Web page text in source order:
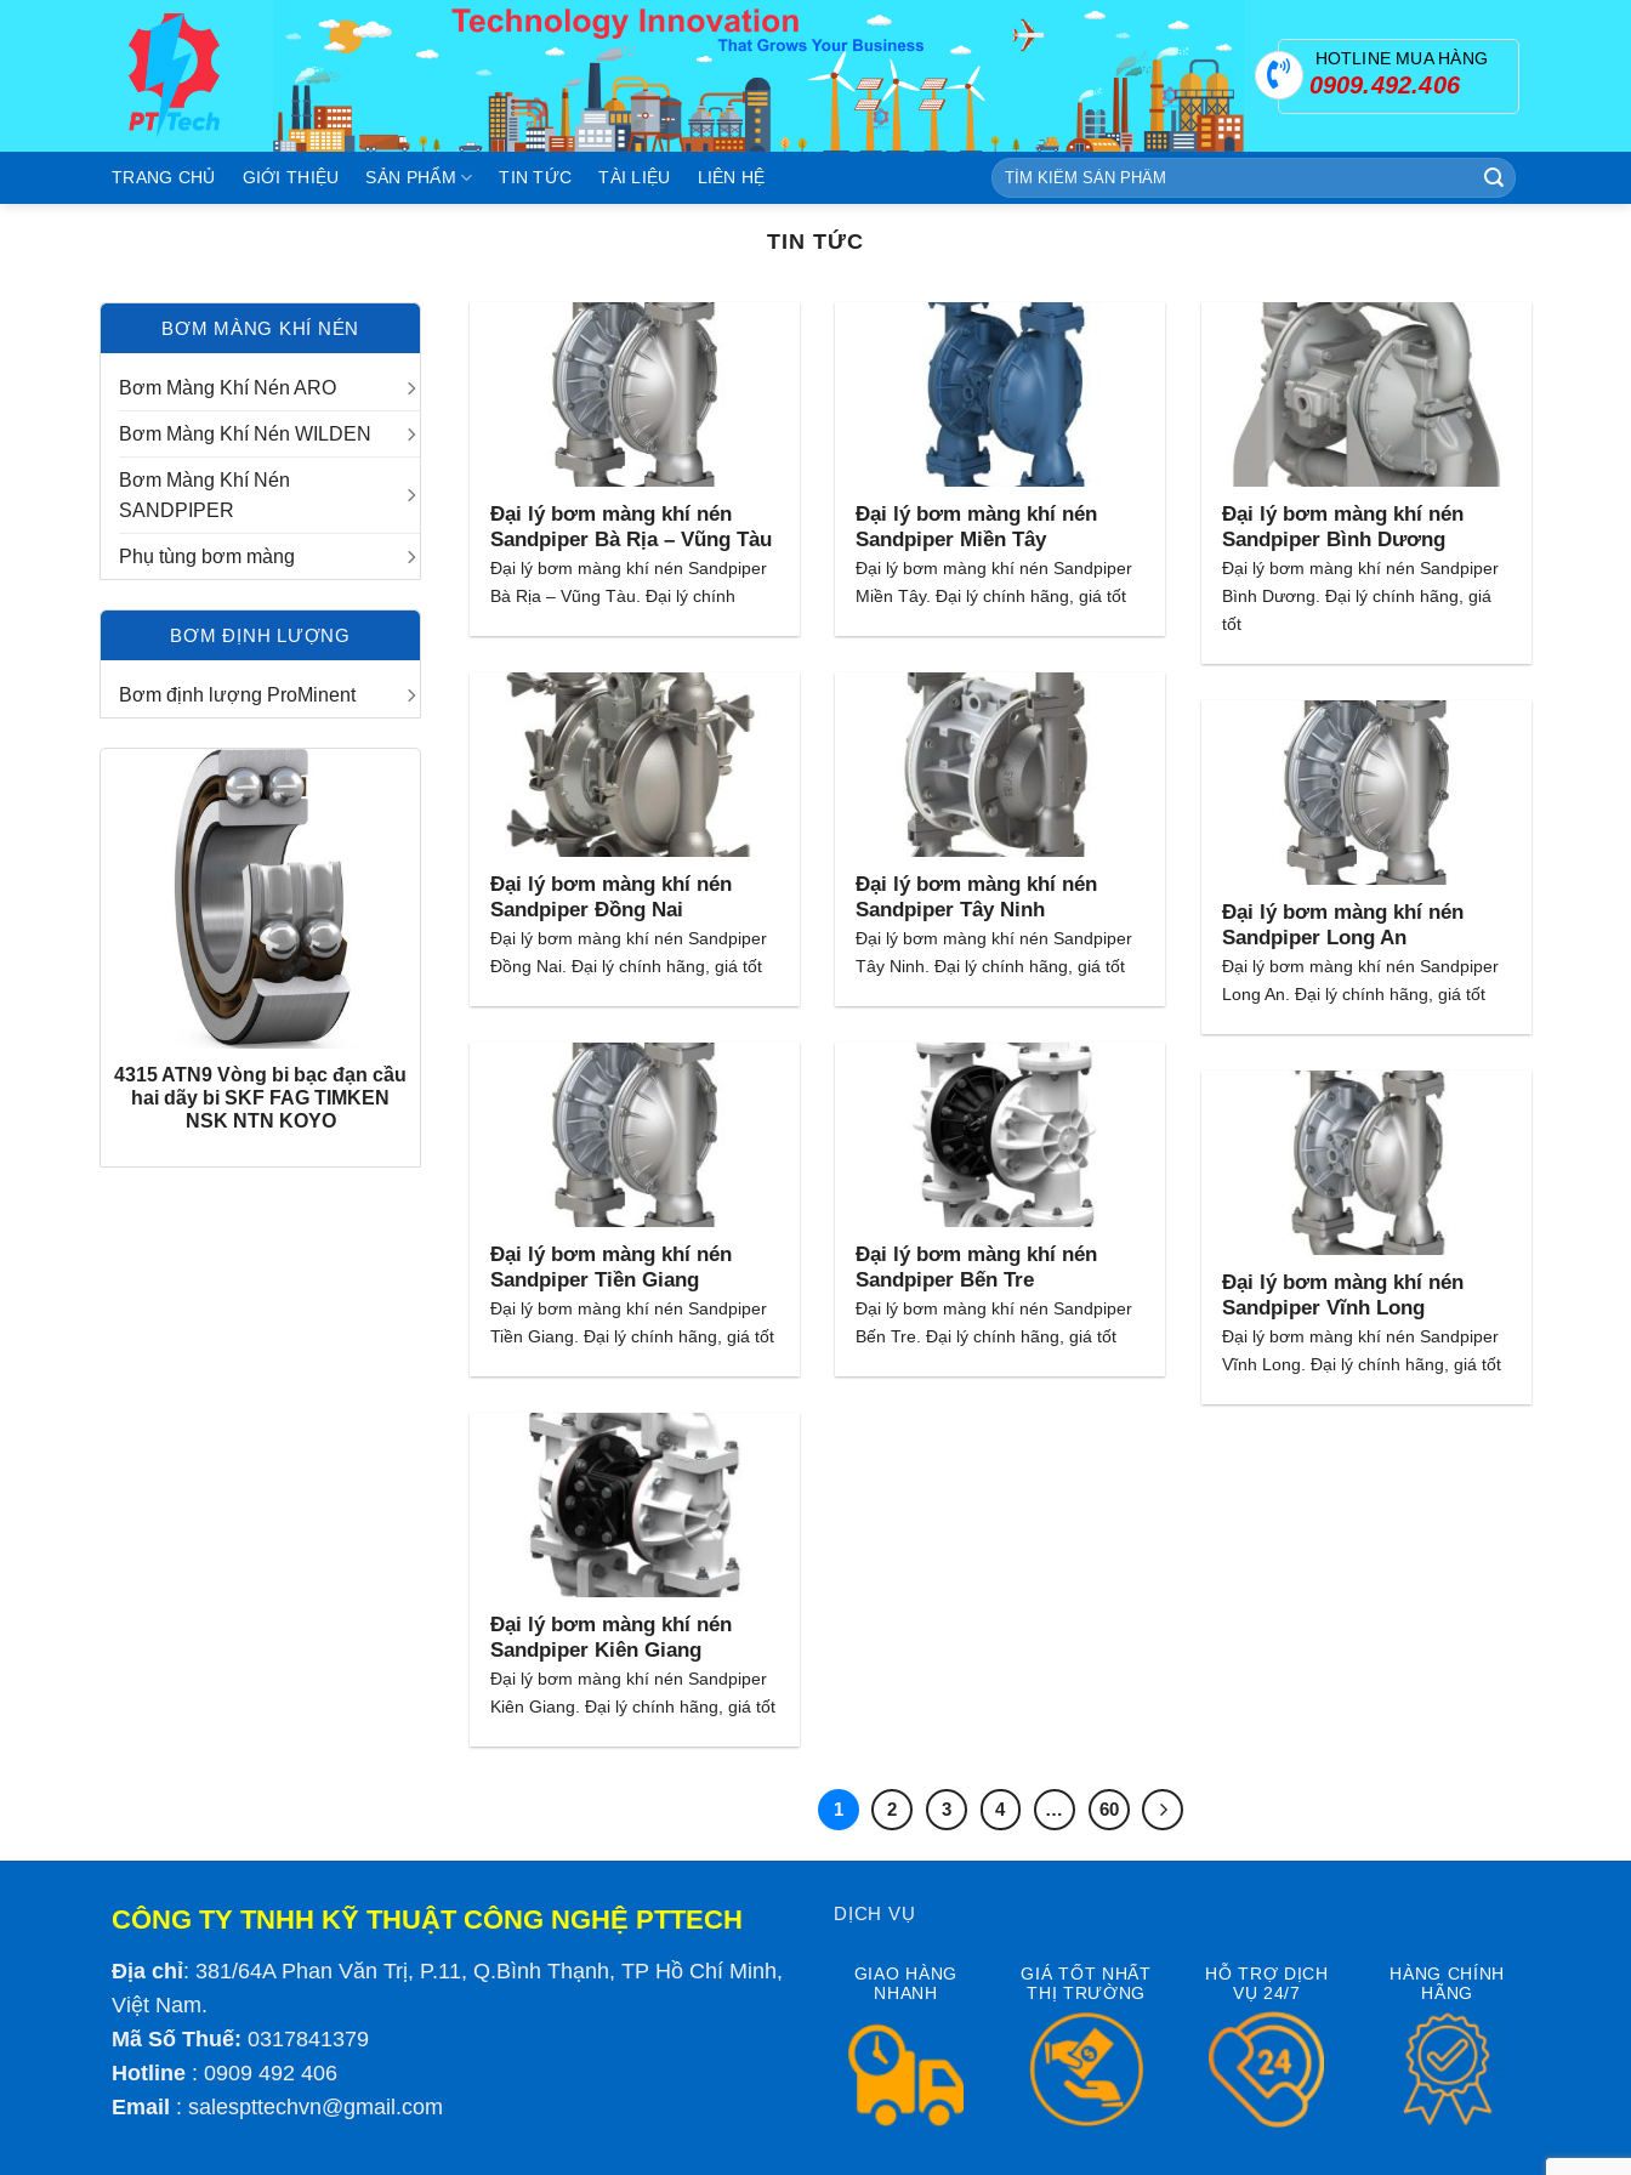
HOTLINE MUA HÀNG
0909.492.406
TRANG CHỦ GIỚI THIỆU SẢN PHẨM TIN TỨC TÀI LIỆU LIÊN HỆ
Tìm
kiếm:
TIN TỨC
BƠM MÀNG KHÍ NÉN
Bơm Màng Khí Nén ARO
Bơm Màng Khí Nén WILDEN
Bơm Màng Khí Nén
SANDPIPER
Phụ tùng bơm màng
BƠM ĐỊNH LƯỢNG
Bơm định lượng ProMinent
4315 ATN9 Vòng bi bạc đạn cầu
hai dãy bi SKF FAG TIMKEN
NSK NTN KOYO
Đại lý bơm màng khí nén
Sandpiper Bà Rịa – Vũng Tàu
Đại lý bơm màng khí nén Sandpiper
Bà Rịa – Vũng Tàu. Đại lý chính
Đại lý bơm màng khí nén
Sandpiper Miền Tây
Đại lý bơm màng khí nén Sandpiper
Miền Tây. Đại lý chính hãng, giá tốt
Đại lý bơm màng khí nén
Sandpiper Bình Dương
Đại lý bơm màng khí nén Sandpiper
Bình Dương. Đại lý chính hãng, giá
tốt
Đại lý bơm màng khí nén
Sandpiper Đồng Nai
Đại lý bơm màng khí nén Sandpiper
Đồng Nai. Đại lý chính hãng, giá tốt
Đại lý bơm màng khí nén
Sandpiper Tây Ninh
Đại lý bơm màng khí nén Sandpiper
Tây Ninh. Đại lý chính hãng, giá tốt
Đại lý bơm màng khí nén
Sandpiper Long An
Đại lý bơm màng khí nén Sandpiper
Long An. Đại lý chính hãng, giá tốt
Đại lý bơm màng khí nén
Sandpiper Tiền Giang
Đại lý bơm màng khí nén Sandpiper
Tiền Giang. Đại lý chính hãng, giá tốt
Đại lý bơm màng khí nén
Sandpiper Bến Tre
Đại lý bơm màng khí nén Sandpiper
Bến Tre. Đại lý chính hãng, giá tốt
Đại lý bơm màng khí nén
Sandpiper Vĩnh Long
Đại lý bơm màng khí nén Sandpiper
Vĩnh Long. Đại lý chính hãng, giá tốt
Đại lý bơm màng khí nén
Sandpiper Kiên Giang
Đại lý bơm màng khí nén Sandpiper
Kiên Giang. Đại lý chính hãng, giá tốt
1 2 3 4 … 60
CÔNG TY TNHH KỸ THUẬT CÔNG NGHỆ PTTECH
Địa chỉ: 381/64A Phan Văn Trị, P.11, Q.Bình Thạnh, TP Hồ Chí Minh,
Việt Nam.
Mã Số Thuế: 0317841379
Hotline : 0909 492 406
Email : salespttechvn@gmail.com
DỊCH VỤ
GIAO HÀNG
NHANH
GIÁ TỐT NHẤT
THỊ TRƯỜNG
HỖ TRỢ DỊCH
VỤ 24/7
HÀNG CHÍNH
HÃNG